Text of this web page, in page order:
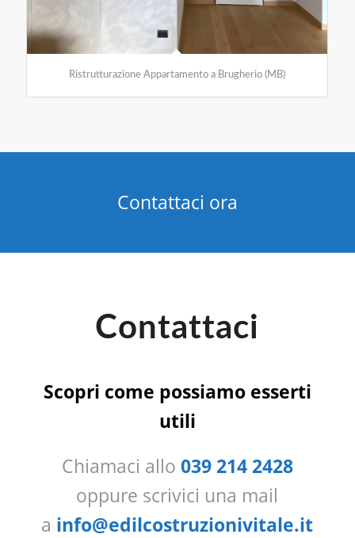
Ristrutturazione Appartamento a Brugherio (MB)
Contattaci ora
Contattaci
Scopri come possiamo esserti
utili
Chiamaci allo 039 214 2428
oppure scrivici una mail
a info@edilcostruzionivitale.it